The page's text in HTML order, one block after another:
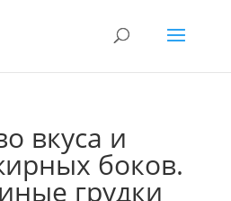
вкуса и
боков.
грудки